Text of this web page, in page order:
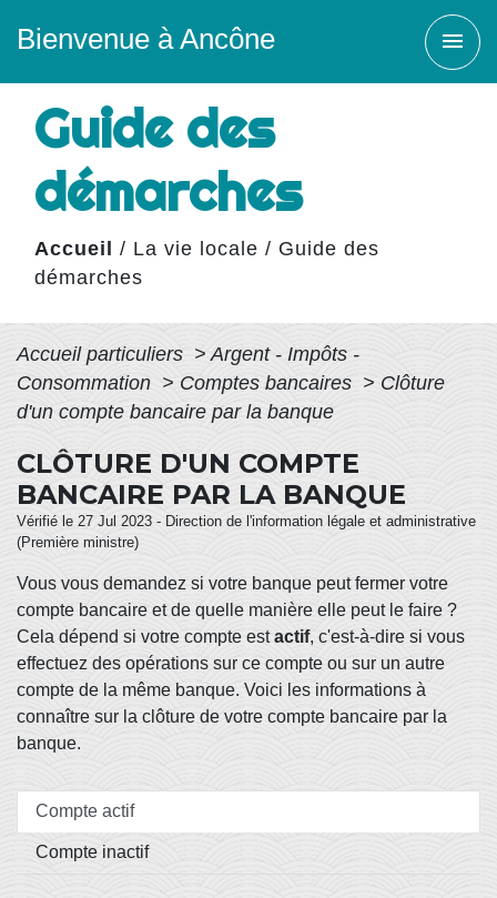
Bienvenue à Ancône menu
Guide des
démarches
Accueil / La vie locale / Guide des
démarches
Accueil particuliers > Argent - Impôts -
Consommation > Comptes bancaires > Clôture
d'un compte bancaire par la banque
CLÔTURE D'UN COMPTE
BANCAIRE PAR LA BANQUE
Vérifié le 27 Jul 2023 - Direction de l'information légale et administrative
(Première ministre)
Vous vous demandez si votre banque peut fermer votre
compte bancaire et de quelle manière elle peut le faire ?
Cela dépend si votre compte estactif, c'est-à-dire si vous
effectuez des opérations sur ce compte ou sur un autre
compte de la même banque. Voici les informations à
connaître sur la clôture de votre compte bancaire par la
banque.
Compte actif
Compte inactif